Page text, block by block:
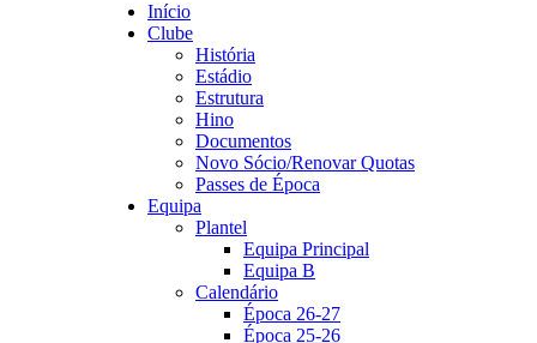
Início
Clube
História
Estádio
Estrutura
Hino
Documentos
Novo Sócio/Renovar Quotas
Passes de Época
Equipa
Plantel
Equipa Principal
Equipa B
Calendário
Época 26-27
Época 25-26